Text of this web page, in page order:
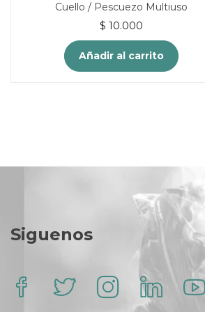
Cuello / Pescuezo Multiuso
$ 10.000
Añadir al carrito
Siguenos